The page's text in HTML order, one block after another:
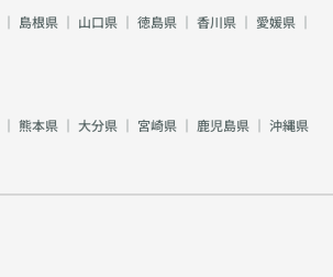
｜ 島根県 ｜ 山口県 ｜ 徳島県 ｜ 香川県 ｜ 愛媛県 ｜
｜ 熊本県 ｜ 大分県 ｜ 宮崎県 ｜ 鹿児島県 ｜ 沖縄県